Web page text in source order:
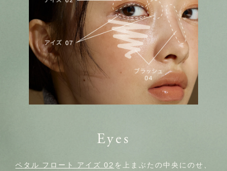
Eyes
ペタル フロート アイズ 02 を上まぶたの中央にのせ、